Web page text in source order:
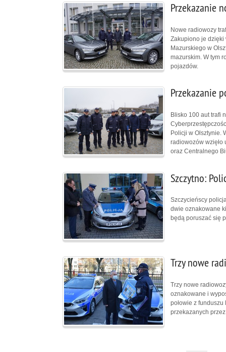
Przekazanie
Nowe radiowozy
Zakupiono je dzięki
Mazurskiego w
mazurskim. W tym
pojazdów.
Przekazanie
Blisko 100 aut trafi
Policji w Olsztynie.
radiowozów wzięło
oraz Centralnego
Szczytno:
Szczycieńscy
dwie oznakowane
będą poruszać się
Trzy nowe
Trzy nowe
oznakowane i
połowie z
przekazanych